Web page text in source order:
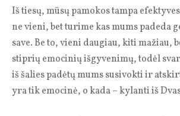
Iš tiesų, mūsų pamokos tampa
ne vieni, bet turime kas mums padeda
save. Be to, vieni daugiau, kiti mažiau,
stip­rių emocinių išgyvenimų, todėl
iš šalies padėtų mums susivokti ir
yra tik emocinė, o kada – kylanti iš